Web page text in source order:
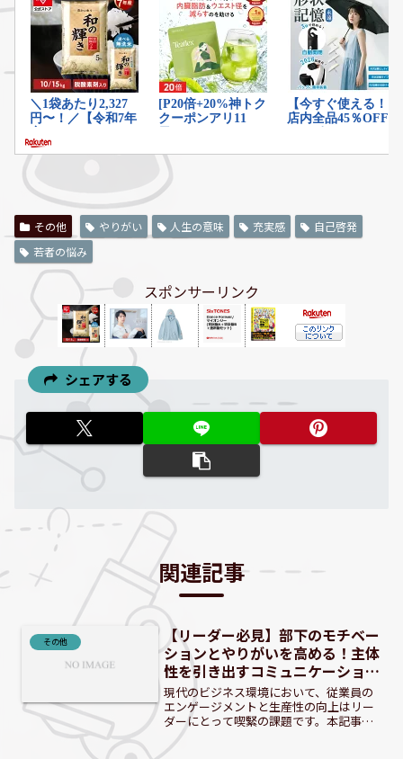
その他 やりがい 人生の意味 充実感
自己啓発
若者の悩み
スポンサーリンク
シェアする
関連記事
その他
【リーダー必見】部下のモチベー
ションとやりがいを高める！主体
性を引き出すコミュニケーション
術
現代のビジネス環境において、従業員の
エンゲージメントと生産性の向上はリー
ダーにとって喫緊の課題です。本記事で
は、部下のモチベーションとやりがいを
引き出し、主体性を育むための具体的な